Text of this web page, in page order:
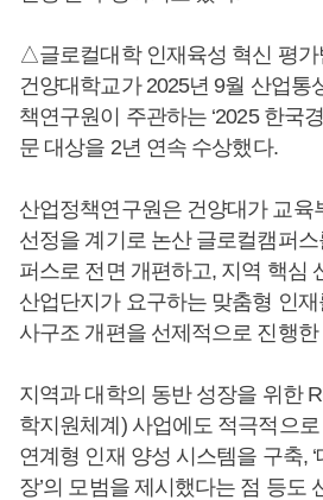
△글로컬대학 인재육성 혁신 평가
건양대학교가 2025년 9월 산업통
책연구원이 주관하는 ‘2025 한국
문 대상을 2년 연속 수상했다.
산업정책연구원은 건양대가 교육
선정을 계기로 논산 글로컬캠퍼
퍼스로 전면 개편하고, 지역 핵심
산업단지가 요구하는 맞춤형 인
사구조 개편을 선제적으로 진행
지역과 대학의 동반 성장을 위한
학지원체계) 사업에도 적극적으
연계형 인재 양성 시스템을 구축,
장’의 모범을 제시했다는 점 등도